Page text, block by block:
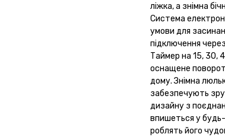
ліжка, а знімна
Система
умови для
підключення
Таймер на 15, 30,
оснащене
дому. Знімна
забезпечують
дизайну з
впишеться у будь-
роблять його